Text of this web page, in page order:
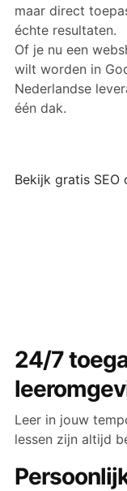
maar direct
échte resultaten.
Of je nu een
wilt worden in
Nederlandse
één dak.
Bekijk gratis SEO
24/7
Leer in jouw
lessen zijn altijd